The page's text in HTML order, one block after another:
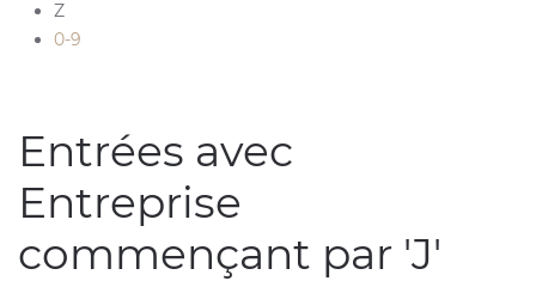
Z
0-9
Entrées avec
Entreprise
commençant par 'J'